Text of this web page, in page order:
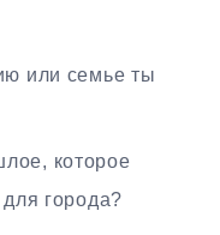
или семье ты
которое
города?